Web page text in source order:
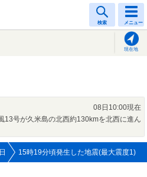
検索 メニュー
現在地
08日10:00現在
13号が久米島の北西約130kmを北西に進ん
15時19分頃発生した地震(最大震度1)